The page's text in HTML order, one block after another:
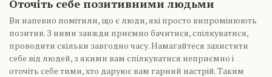
Оточіть себе позитивними людьми
Ви напевно помітили, що є люди, які просто випромінюють
позитив. З ними завжди приємно бачитися, спілкуватися,
проводити скільки завгодно часу. Намагайтеся захистити
себе від людей, з якими вам спілкуватися неприємно і
оточіть себе тими, хто даруює вам гарний настрій. Таким